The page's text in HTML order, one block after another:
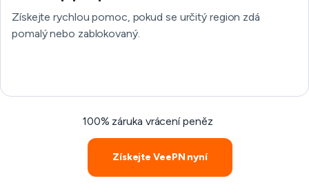
Získejte rychlou pomoc, pokud se určitý region zdá
pomalý nebo zablokovaný.
100% záruka vrácení peněz
Získejte VeePN nyní